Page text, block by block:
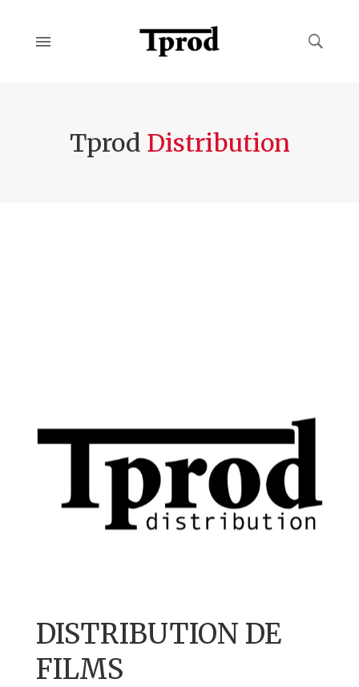
Tprod Distribution
DISTRIBUTION DE
FILMS